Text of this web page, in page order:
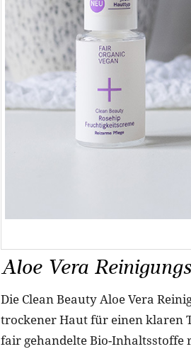
Aloe Vera
Die Clean Beauty Aloe Vera
trockener Haut für einen klaren
fair gehandelte Bio-Inhaltsstoffe